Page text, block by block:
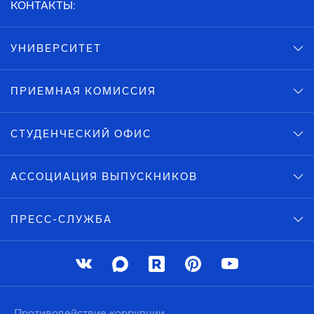
КОНТАКТЫ:
УНИВЕРСИТЕТ
ПРИЕМНАЯ КОМИССИЯ
СТУДЕНЧЕСКИЙ ОФИС
АССОЦИАЦИЯ ВЫПУСКНИКОВ
ПРЕСС-СЛУЖБА